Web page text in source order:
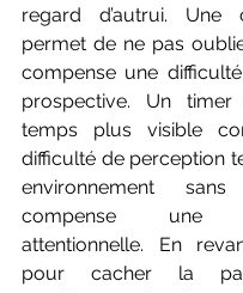
regard d’autrui. Une
permet de ne pas
compense une
prospective. Un
temps plus visible
difficulté de perception
environnement sans
compense une
attentionnelle. En
pour cacher la